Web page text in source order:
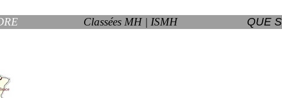
Classées MH | ISMH QUE